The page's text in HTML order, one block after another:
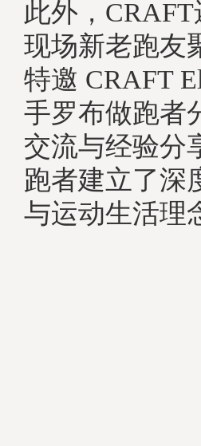
此外，
现场新老跑友
特邀 CRAFT
手罗布做跑者
交流与经验分
跑者建立了深
与运动生活理